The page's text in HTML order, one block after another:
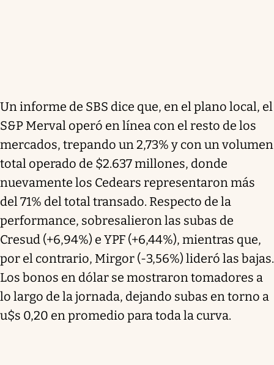
Un informe de SBS dice que, en el plano local, el
S&P Merval operó en línea con el resto de los
mercados, trepando un 2,73% y con un volumen
total operado de $2.637 millones, donde
nuevamente los Cedears representaron más
del 71% del total transado. Respecto de la
performance, sobresalieron las subas de
Cresud (+6,94%) e YPF (+6,44%), mientras que,
por el contrario, Mirgor (-3,56%) lideró las bajas.
Los bonos en dólar se mostraron tomadores a
lo largo de la jornada, dejando subas en torno a
u$s 0,20 en promedio para toda la curva.